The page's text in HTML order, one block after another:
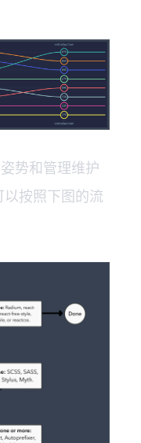
势和管理维护
按照下图的流